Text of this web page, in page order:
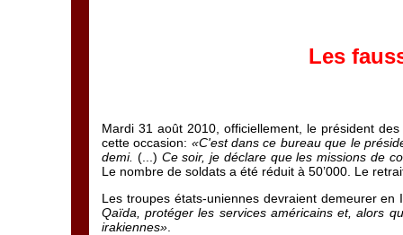
Les
Mardi 31 août 2010, officiellement, le président
cette occasion: «C'est dans ce bureau que le
demi. (...) Ce soir, je déclare que les missions de
Le nombre de soldats a été réduit à 50’000. Le
Les troupes états-uniennes devraient demeurer
Qaïda, protéger les services américains et, alors
irakiennes»